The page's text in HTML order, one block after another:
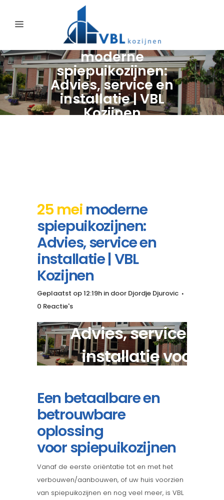
moderne
spiepuikozijnen:
Advies, service en
installatie | VBL
Kozijnen
25 mei moderne
spiepuikozijnen:
Advies, service en
installatie | VBL
Kozijnen
Geplaatst op 12:19h in door Djordje Djurovic
0 Reactie's
Advies, service en
installatie voor
Een betaalbare en
betrouwbare
oplossing
voor spiepuikozijnen
Vanaf de eerste oriëntatie tot en met het
verbouwen/aanbouwen, of uw huis voorzien
van spiepuikozijnen en nog veel meer, is VBL